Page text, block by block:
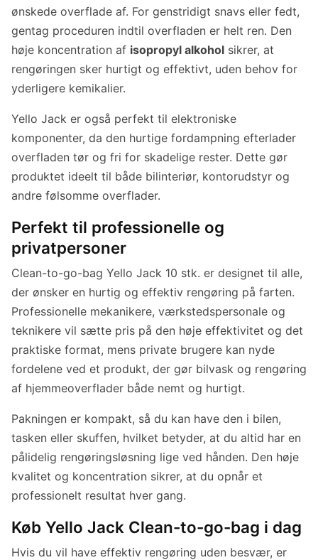
ønskede overflade af. For genstridigt snavs eller fedt,
gentag proceduren indtil overfladen er helt ren. Den
høje koncentration af isopropyl alkohol sikrer, at
rengøringen sker hurtigt og effektivt, uden behov for
yderligere kemikalier.
Yello Jack er også perfekt til elektroniske
komponenter, da den hurtige fordampning efterlader
overfladen tør og fri for skadelige rester. Dette gør
produktet ideelt til både bilinteriør, kontorudstyr og
andre følsomme overflader.
Perfekt til professionelle og
privatpersoner
Clean-to-go-bag Yello Jack 10 stk. er designet til alle,
der ønsker en hurtig og effektiv rengøring på farten.
Professionelle mekanikere, værkstedspersonale og
teknikere vil sætte pris på den høje effektivitet og det
praktiske format, mens private brugere kan nyde
fordelene ved et produkt, der gør bilvask og rengøring
af hjemmeoverflader både nemt og hurtigt.
Pakningen er kompakt, så du kan have den i bilen,
tasken eller skuffen, hvilket betyder, at du altid har en
pålidelig rengøringsløsning lige ved hånden. Den høje
kvalitet og koncentration sikrer, at du opnår et
professionelt resultat hver gang.
Køb Yello Jack Clean-to-go-bag i dag
Hvis du vil have effektiv rengøring uden besvær, er